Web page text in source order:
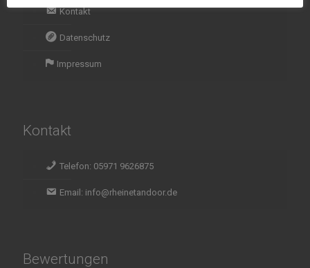
Kontakt
Datenschutz
Impressum
Kontakt
Telefon: 05971 9626875
Email: info@rheinetandoor.de
Bewertungen